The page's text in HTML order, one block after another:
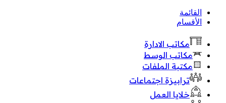
القائمة
الأقسام
مكاتب الادارة
مكاتب الوسط
مكتبة الملفات
ترابيزة اجتماعات
خلايا العمل